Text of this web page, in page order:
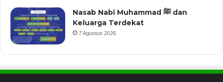
Nasab Nabi Muhammad ﷺ dan
Keluarga Terdekat
7 Agustus 2026